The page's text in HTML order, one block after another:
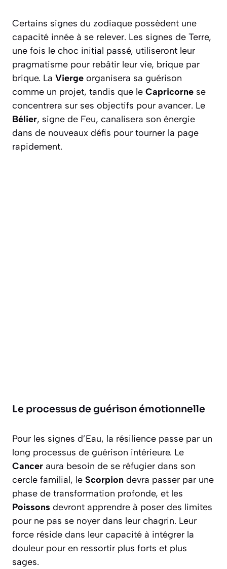
Certains signes du zodiaque possèdent une
capacité innée à se relever. Les signes de Terre,
une fois le choc initial passé, utiliseront leur
pragmatisme pour rebâtir leur vie, brique par
brique. La Vierge organisera sa guérison
comme un projet, tandis que le Capricorne se
concentrera sur ses objectifs pour avancer. Le
Bélier, signe de Feu, canalisera son énergie
dans de nouveaux défis pour tourner la page
rapidement.
Le processus de guérison émotionnelle
Pour les signes d’Eau, la résilience passe par un
long processus de guérison intérieure. Le
Cancer aura besoin de se réfugier dans son
cercle familial, le Scorpion devra passer par une
phase de transformation profonde, et les
Poissons devront apprendre à poser des limites
pour ne pas se noyer dans leur chagrin. Leur
force réside dans leur capacité à intégrer la
douleur pour en ressortir plus forts et plus
sages.